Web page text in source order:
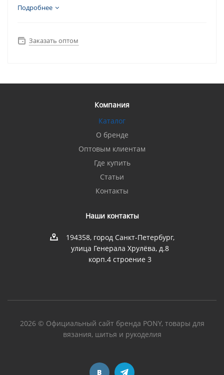
Подробнее
Заказать оптом
Компания
Каталог
О бренде
Оптовым клиентам
Где купить
Статьи
Контакты
Наши контакты
194358, город Санкт-Петербург,
улица Генерала Хрулёва, д.8
корп.4 строение 3
2026 © Официальный сайт бренда PONY, товары для
вязания, шитья и рукоделия